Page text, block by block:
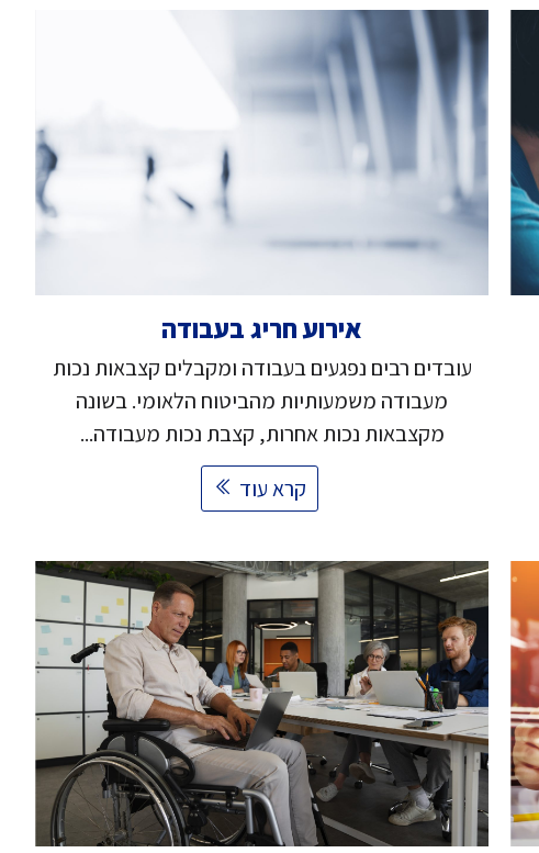
אירוע חריג בעבודה
עובדים רבים נפגעים בעבודה ומקבלים קצבאות נכות
מעבודה משמעותיות מהביטוח הלאומי. בשונה
מקצבאות נכות אחרות, קצבת נכות מעבודה...
קרא עוד